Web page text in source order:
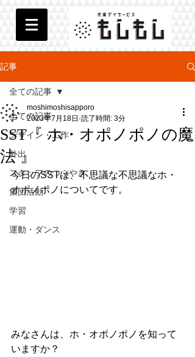
記事
全ての記事
デザイン・工作
外出
スタッフのつぶやき
集団活動
学習
運動・ダンス
全ての記事
SST『 ホ・オポノポノの魔
法 』
moshimoshisapporo
2023年7月18日 読了時間: 3分
今日のSSTは、不思議な不思議なホ・
オポノポノについてです。
みなさんは、ホ・オポノポノを知って
いますか？